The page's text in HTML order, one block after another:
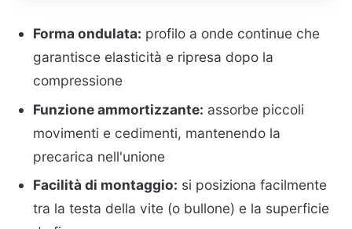
Forma ondulata: profilo a onde continue che
garantisce elasticità e ripresa dopo la
compressione
Funzione ammortizzante: assorbe piccoli
movimenti e cedimenti, mantenendo la
precarica nell'unione
Facilità di montaggio: si posiziona facilmente
tra la testa della vite (o bullone) e la superficie